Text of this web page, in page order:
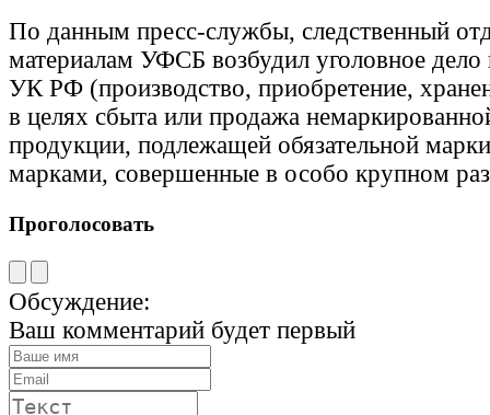
По данным пресс-службы, следственный
материалам УФСБ возбудил уголовное дело
УК РФ (производство, приобретение,
в целях сбыта или продажа
продукции, подлежащей обязательной
марками, совершенные в особо крупном
Проголосовать
Обсуждение:
Ваш комментарий будет первый